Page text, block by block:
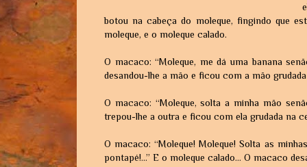
botou na cabeça do moleque, fingindo que
moleque, e o moleque calado.
O macaco: “Moleque, me dá uma banana
desandou-lhe a mão e ficou com a mão
O macaco: “Moleque, solta a minha mão
trepou-lhe a outra e ficou com ela grudada na
O macaco: “Moleque! Moleque! Solta as
pontapé!...” E o moleque calado... O macaco